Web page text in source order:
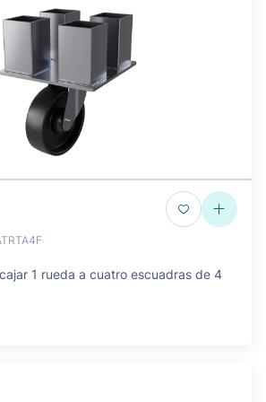
1 rueda a cuatro escuadras de 4